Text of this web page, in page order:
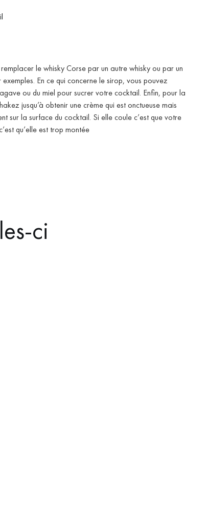
le whisky Corse par un autre whisky ou par un
En ce qui concerne le sirop, vous pouvez
ou du miel pour sucrer votre cocktail. Enfin, pour la
jusqu’à obtenir une crème qui est onctueuse mais
sur la surface du cocktail. Si elle coule c’est que votre
qu’elle est trop montée
ci